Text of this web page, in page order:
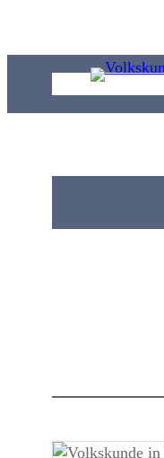
springen